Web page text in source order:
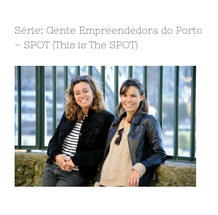
Série: Gente Empreendedora do Porto
– SPOT (This is The SPOT)